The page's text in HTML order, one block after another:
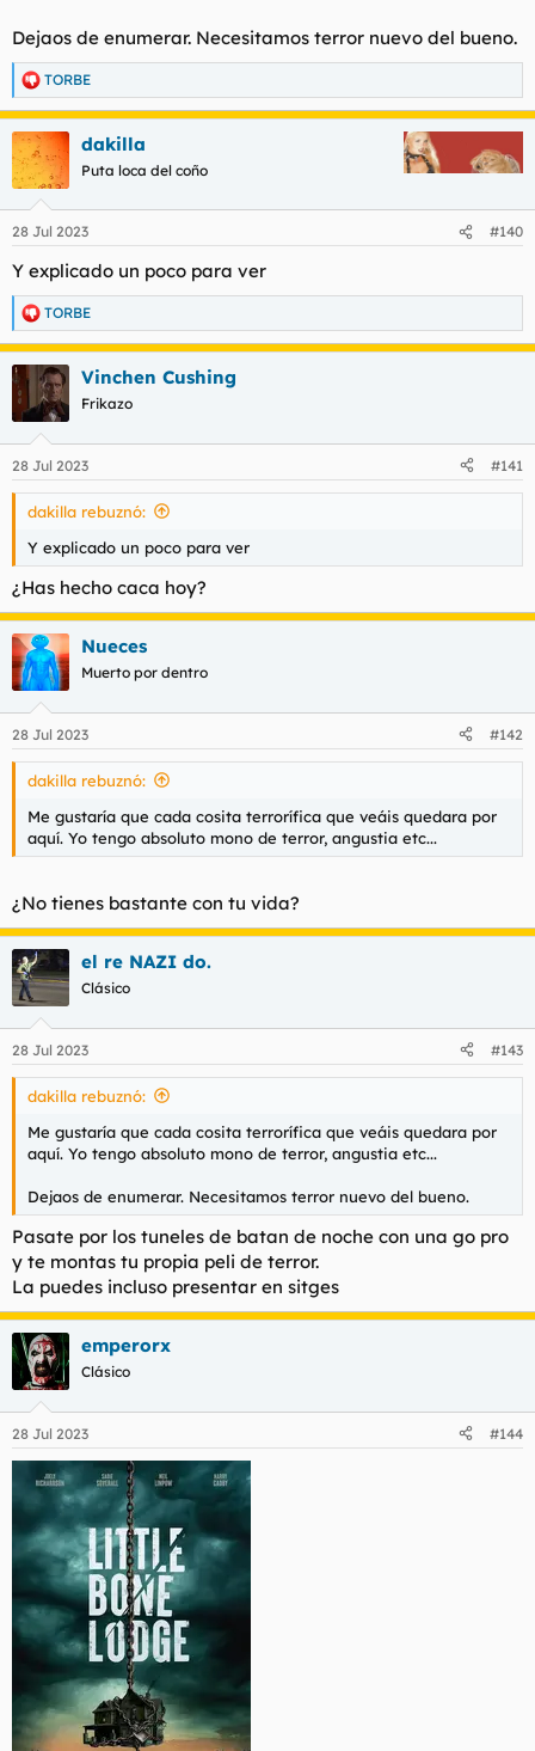
Dejaos de enumerar. Necesitamos terror nuevo del bueno.
R
e
a
c
c
i
e
TORBE
dakilla
Puta loca del coño
28 Jul 2023 #140
Y explicado un poco para ver
R
e
c
c
i
e
s
TORBE
Vinchen Cushing
Frikazo
28 Jul 2023 #141
dakilla rebuznó:
Y explicado un poco para ver
¿Has hecho caca hoy?
Nueces
Muerto por dentro
28 Jul 2023 #142
dakilla rebuznó:
Me gustaría que cada cosita terrorífica que veáis quedara por
aquí. Yo tengo absoluto mono de terror, angustia etc...
¿No tienes bastante con tu vida?
el re NAZI do.
Clásico
28 Jul 2023 #143
dakilla rebuznó:
Me gustaría que cada cosita terrorífica que veáis quedara por
aquí. Yo tengo absoluto mono de terror, angustia etc...
Dejaos de enumerar. Necesitamos terror nuevo del bueno.
Pasate por los tuneles de batan de noche con una go pro
y te montas tu propia peli de terror.
La puedes incluso presentar en sitges
emperorx
Clásico
28 Jul 2023 #144